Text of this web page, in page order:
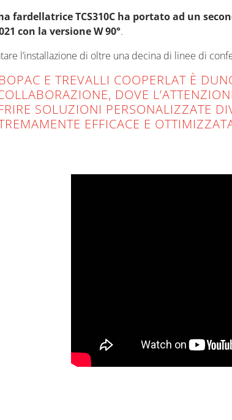
fardellatrice TCS310C ha portato ad un
con la versione W 90°.
l’installazione di oltre una decina di linee di
E TREVALLI COOPERLAT È
DOVE
SOLUZIONI PERSONALIZZATE
EFFICACE E